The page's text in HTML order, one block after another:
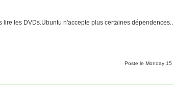
les DVDs.Ubuntu n'accepte plus certaines
Poste le Monday